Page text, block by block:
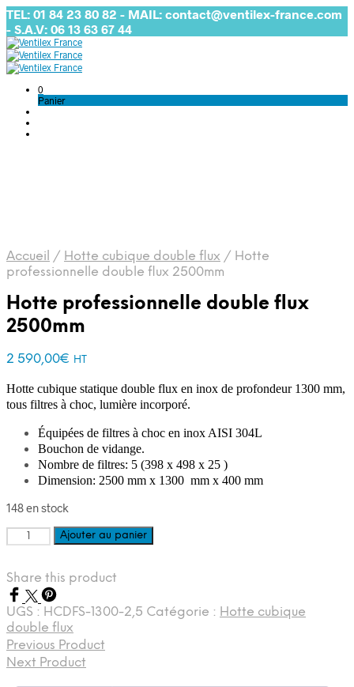
TEL: 01 84 23 80 82 - MAIL: contact@ventilex-france.com
- S.A.V: 06 13 63 67 44
0
Panier
Accueil / Hotte cubique double flux / Hotte
professionnelle double flux 2500mm
Hotte professionnelle double flux
2500mm
2 590,00€ HT
Hotte cubique statique double flux en inox de profondeur 1300 mm,
tous filtres à choc, lumière incorporé.
Équipées de filtres à choc en inox AISI 304L
Bouchon de vidange.
Nombre de filtres: 5 (398 x 498 x 25 )
Dimension: 2500 mm x 1300 mm x 400 mm
148 en stock
quantité
de
professionnelle
double
flux
2500mm
Ajouter au panier
Share this product
UGS : HCDFS-1300-2,5 Catégorie : Hotte cubique
double flux
Previous Product
Next Product